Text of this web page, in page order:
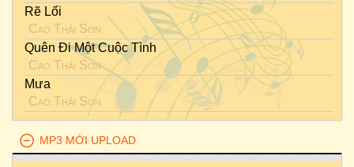
Rẽ Lối
Cao Thái Sơn
Quên Đi Một Cuộc Tình
Cao Thái Sơn
Mưa
Cao Thái Sơn
MP3 MỚI UPLOAD